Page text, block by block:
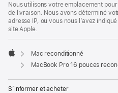
Nous utilisons votre emplacement
de livraison. Nous avons déterminé
adresse IP, ou vous nous l’avez
site Apple.
Apple
Mac reconditionné
MacBook Pro 16 pouces reconditionné avec puce Apple
S’informer et acheter